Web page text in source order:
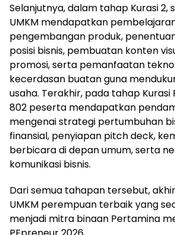
Selanjutnya, dalam tahap Kurasi 2,
UMKM mendapatkan
pengembangan produk,
posisi bisnis, pembuatan konten
promosi, serta pemanfaatan
kecerdasan buatan guna
usaha. Terakhir, pada tahap Kurasi
802 peserta mendapatkan
mengenai strategi pertumbuhan
finansial, penyiapan pitch deck,
berbicara di depan umum, serta
komunikasi bisnis.
Dari semua tahapan tersebut,
UMKM perempuan terbaik yang
menjadi mitra binaan Pertamina